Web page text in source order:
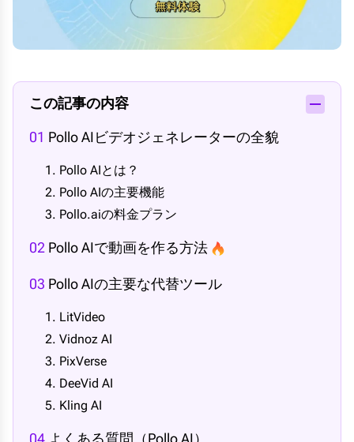
この記事の内容
01 Pollo AIビデオジェネレーターの全貌
1. Pollo AIとは？
2. Pollo AIの主要機能
3. Pollo.aiの料金プラン
02 Pollo AIで動画を作る方法
03 Pollo AIの主要な代替ツール
1. LitVideo
2. Vidnoz AI
3. PixVerse
4. DeeVid AI
5. Kling AI
04 よくある質問（Pollo AI）